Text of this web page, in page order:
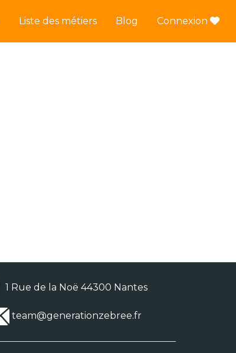
Liste des métiers Blog Connexion
1 Rue de la Noë 44300 Nantes
team@generationzebree.fr